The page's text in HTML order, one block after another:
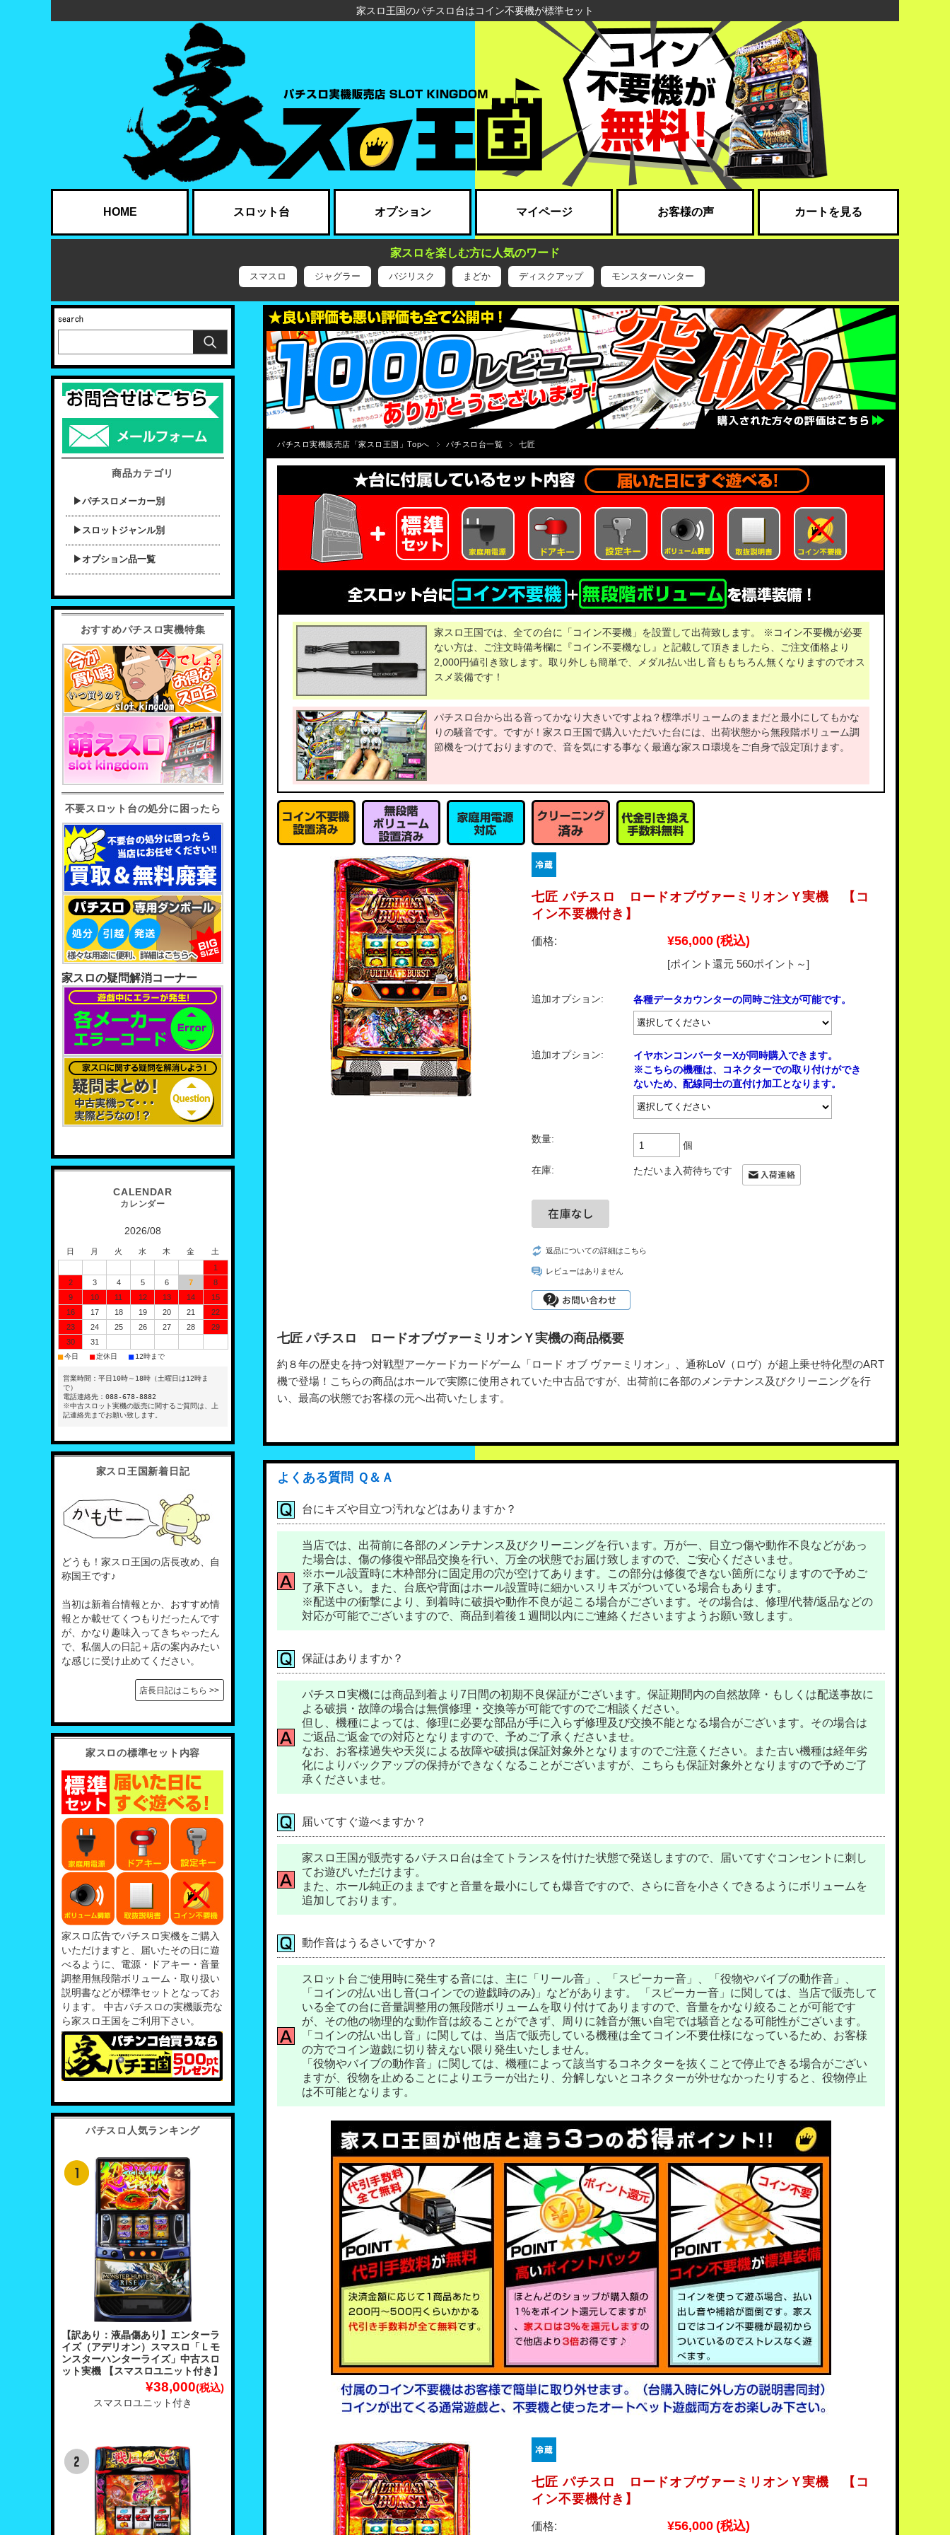
家スロ王国のパチスロ台はコイン不要機が標準セット
HOME スロット台 オプション マイページ お客様の声 カートを見る
家スロを楽しむ方に人気のワード
スマスロ ジャグラー バジリスク まどか ディスクアップ モンスターハンター
パチスロ実機販売店「家スロ王国」Topへ パチスロ台一覧 七匠
家スロ王国では、全ての台に「コイン不要機」を設置して出荷致します。 ※コイン不要機が必要
ない方は、ご注文時備考欄に『コイン不要機なし』と記載して頂きましたら、ご注文価格より
2,000円値引き致します。取り外しも簡単で、メダル払い出し音ももちろん無くなりますのでオス
スメ装備です！
パチスロ台から出る音ってかなり大きいですよね？標準ボリュームのままだと最小にしてもかな
りの騒音です。ですが！家スロ王国で購入いただいた台には、出荷状態から無段階ボリューム調
節機をつけておりますので、音を気にする事なく最適な家スロ環境をご自身で設定頂けます。
七匠 パチスロ ロードオブヴァーミリオンＹ実機 【コ
イン不要機付き】
価格: ¥56,000(税込)
[ポイント還元 560ポイント～]
追加オプション: 各種データカウンターの同時ご注文が可能です。
追加オプション:
イヤホンコンバーターXが同時購入できます。
※こちらの機種は、コネクターでの取り付けができ
ないため、配線同士の直付け加工となります。
数量:
個
在庫: ただいま入荷待ちです
返品についての詳細はこちら
レビューはありません
七匠 パチスロ ロードオブヴァーミリオンＹ実機の商品概要
約８年の歴史を持つ対戦型アーケードカードゲーム「ロード オブ ヴァーミリオン」、通称LoV（ロヴ）が超上乗せ特化型のART
機で登場！こちらの商品はホールで実際に使用されていた中古品ですが、出荷前に各部のメンテナンス及びクリーニングを行
い、最高の状態でお客様の元へ出荷いたします。
よくある質問 Ｑ＆Ａ
台にキズや目立つ汚れなどはありますか？
当店では、出荷前に各部のメンテナンス及びクリーニングを行います。万が一、目立つ傷や動作不良などがあっ
た場合は、傷の修復や部品交換を行い、万全の状態でお届け致しますので、ご安心くださいませ。
※ホール設置時に木枠部分に固定用の穴が空けてあります。この部分は修復できない箇所になりますので予めご
了承下さい。また、台底や背面はホール設置時に細かいスリキズがついている場合もあります。
※配送中の衝撃により、到着時に破損や動作不良が起こる場合がございます。その場合は、修理/代替/返品などの
対応が可能でございますので、商品到着後１週間以内にご連絡くださいますようお願い致します。
保証はありますか？
パチスロ実機には商品到着より7日間の初期不良保証がございます。保証期間内の自然故障・もしくは配送事故に
よる破損・故障の場合は無償修理・交換等が可能ですのでご相談ください。
但し、機種によっては、修理に必要な部品が手に入らず修理及び交換不能となる場合がございます。その場合は
ご返品ご返金での対応となりますので、予めご了承くださいませ。
なお、お客様過失や天災による故障や破損は保証対象外となりますのでご注意ください。また古い機種は経年劣
化によりバックアップの保持ができなくなることがございますが、こちらも保証対象外となりますので予めご了
承くださいませ。
届いてすぐ遊べますか？
家スロ王国が販売するパチスロ台は全てトランスを付けた状態で発送しますので、届いてすぐコンセントに刺し
てお遊びいただけます。
また、ホール純正のままですと音量を最小にしても爆音ですので、さらに音を小さくできるようにボリュームを
追加しております。
動作音はうるさいですか？
スロット台ご使用時に発生する音には、主に「リール音」、「スピーカー音」、「役物やバイブの動作音」、
「コインの払い出し音(コインでの遊戯時のみ)」などがあります。 「スピーカー音」に関しては、当店で販売して
いる全ての台に音量調整用の無段階ボリュームを取り付けてありますので、音量をかなり絞ることが可能です
が、その他の物理的な動作音は絞ることができず、周りに雑音が無い自宅では騒音となる可能性がございます。
「コインの払い出し音」に関しては、当店で販売している機種は全てコイン不要仕様になっているため、お客様
の方でコイン遊戯に切り替えない限り発生いたしません。
「役物やバイブの動作音」に関しては、機種によって該当するコネクターを抜くことで停止できる場合がござい
ますが、役物を止めることによりエラーが出たり、分解しないとコネクターが外せなかったりすると、役物停止
は不可能となります。
七匠 パチスロ ロードオブヴァーミリオンＹ実機 【コ
イン不要機付き】
価格: ¥56,000(税込)
商品カテゴリ
▶パチスロメーカー別
▶スロットジャンル別
▶オプション品一覧
おすすめパチスロ実機特集
不要スロット台の処分に困ったら
家スロの疑問解消コーナー
2026/08
日 月 火 水 木 金
土
1
2
3 4 5 6 7
8
9
10 11 12 13 14
15
16
17 18 19 20 21
22
23
24 25 26 27 28
29
30
31
■今日 ■定休日 ■ 12時まで
営業時間：平日10時～18時（土曜日は12時ま
で）
電話連絡先：088-678-8882
※中古スロット実機の販売に関するご質問は、上
記連絡先までお願い致します。
家スロ王国新着日記
どうも！家スロ王国の店長改め、自
称国王です♪
当初は新着台情報とか、おすすめ情
報とか載せてくつもりだったんです
が、かなり趣味入ってきちゃったん
で、私個人の日記＋店の案内みたい
な感じに受け止めてください。
店長日記はこちら >>
家スロの標準セット内容
家スロ広告でパチスロ実機をご購入
いただけますと、届いたその日に遊
べるように、電源・ドアキー・音量
調整用無段階ボリューム・取り扱い
説明書などが標準セットとなってお
ります。 中古パチスロの実機販売な
ら家スロ王国をご利用下さい。
パチスロ人気ランキング
【訳あり：液晶傷あり】エンターラ
イズ（アデリオン）スマスロ「Ｌモ
ンスターハンターライズ」中古スロ
ット実機 【スマスロユニット付き】
¥38,000(税込)
スマスロユニット付き